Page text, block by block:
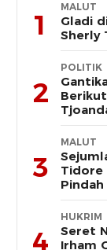
1
MALUT
Gladi
Sherly
2
POLITIK
3
MALUT
Tidore
Pindah
4
HUKRIM
Seret
Irham